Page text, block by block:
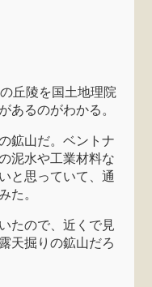
丘陵を国土地理院
あるのがわかる。
鉱山だ。ベントナ
泥水や工業材料な
と思っていて、通
た。
たので、近くで見
天掘りの鉱山だろ